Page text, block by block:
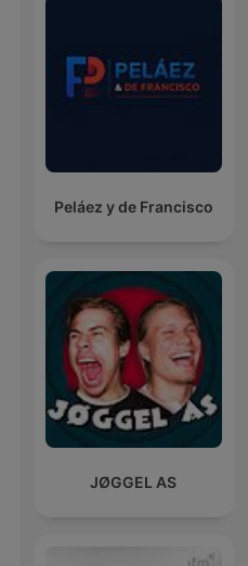
Peláez y de Francisco
JØGGEL AS